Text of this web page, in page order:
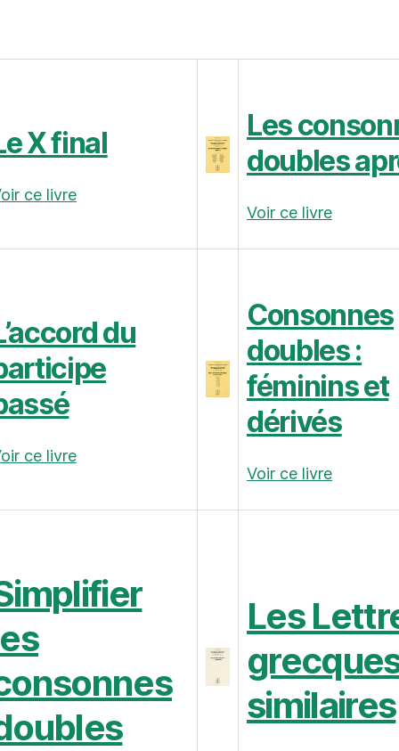
X final
ce livre
Les
doubles
Voir ce livre
du
ce livre
Consonnes
doubles :
féminins et
dérivés
Voir ce livre
Les
similaires